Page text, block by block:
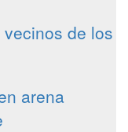
de los
arena